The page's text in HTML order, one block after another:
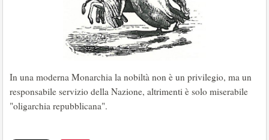
In una moderna Monarchia la nobiltà non è un privilegio, ma un
responsabile servizio della Nazione, altrimenti è solo miserabile
"oligarchia repubblicana".